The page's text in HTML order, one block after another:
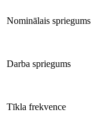
Nominālais spriegums
Darba spriegums
Tīkla frekvence